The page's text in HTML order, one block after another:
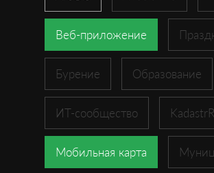
Веб-приложение
Бурение Образование
ИТ-сообщество
Мобильная карта